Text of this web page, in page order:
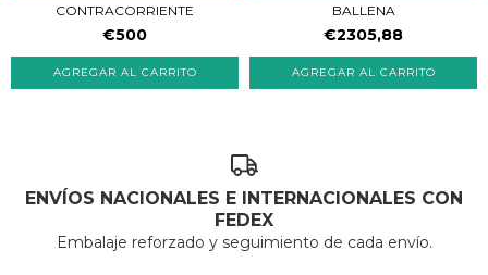
CONTRACORRIENTE
€500
BALLENA
€2305,88
ENVÍOS NACIONALES E INTERNACIONALES CON
FEDEX
Embalaje reforzado y seguimiento de cada envío.